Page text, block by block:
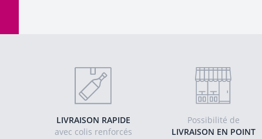
LIVRAISON RAPIDE
avec colis renforcés
LIVRAISON EN POINT
Possibilité de